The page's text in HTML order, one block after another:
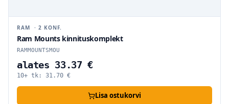
RAM · 2 KONF.
Ram Mounts kinnituskomplekt
RAMMOUNTSMOU
alates 33.37 €
10+ tk: 31.70 €
Lisa ostukorvi